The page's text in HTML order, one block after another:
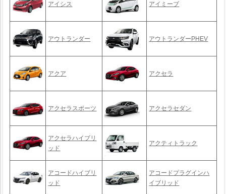
アイシス アイミーブ
アウトランダー アウトランダーPHEV
アクア アクセラ
アクセラスポーツ アクセラセダン
アクセラハイブリ
ッド
アクティトラック
アコードハイブリ
ッド
アコードプラグインハ
イブリッド